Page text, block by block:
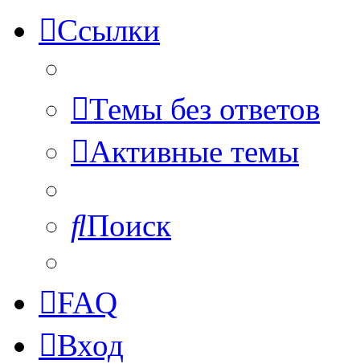
Ссылки
Темы без ответов
Активные темы
Поиск
FAQ
Вход